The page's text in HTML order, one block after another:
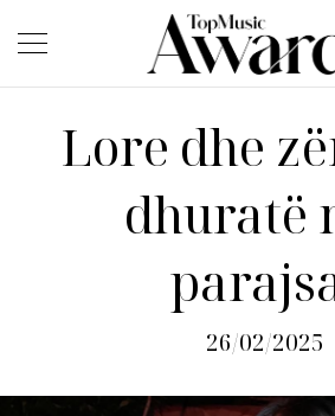
Lore dhe
dhuratë
26/02/2025